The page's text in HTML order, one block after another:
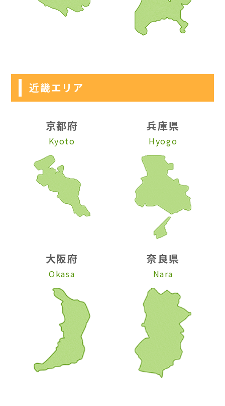
近畿エリア
京都府
Kyoto
兵庫県
Hyogo
大阪府
Okasa
奈良県
Nara